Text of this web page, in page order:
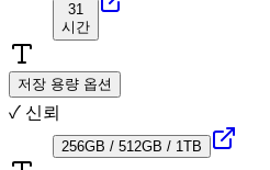
31
시간
저장 용량 옵션
✓ 신뢰
256GB / 512GB / 1TB